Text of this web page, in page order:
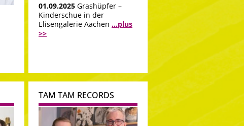
01.09.2025 Grashüpfer –
Kinderschue in der
Elisengalerie Aachen ...plus
>>
TAM TAM RECORDS